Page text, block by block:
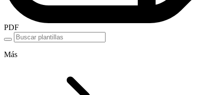
PDF
Más